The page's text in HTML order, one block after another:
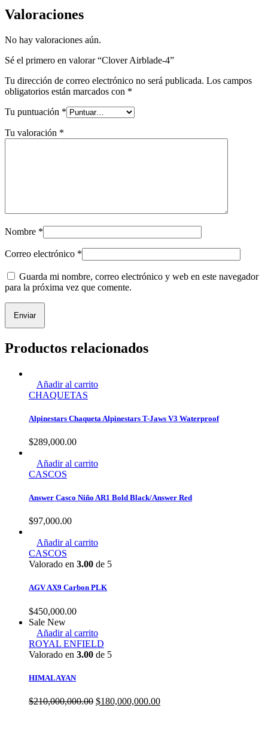
Valoraciones
No hay valoraciones aún.
Sé el primero en valorar “Clover Airblade-4”
Tu dirección de correo electrónico no será publicada. Los campos
obligatorios están marcados con *
Tu puntuación *
Tu valoración *
Nombre *
Correo electrónico *
Guarda mi nombre, correo electrónico y web en este navegador
para la próxima vez que comente.
Productos relacionados
Añadir al carrito
CHAQUETAS
Alpinestars Chaqueta Alpinestars T-Jaws V3 Waterproof
$289,000.00
Añadir al carrito
CASCOS
Answer Casco Niño AR1 Bold Black/Answer Red
$97,000.00
Añadir al carrito
CASCOS
Valorado en 3.00 de 5
AGV AX9 Carbon PLK
$450,000.00
Sale New
Añadir al carrito
ROYAL ENFIELD
Valorado en 3.00 de 5
HIMALAYAN
$210,000,000.00 $180,000,000.00